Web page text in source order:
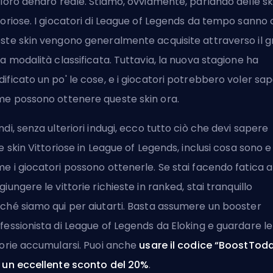
I giocatori di League of Legends da tempo sanno
skin vengono generalmente acquisite attraverso il
modalità classificata. Tuttavia, la nuova stagione ha
un po' le cose, e i giocatori potrebbero voler
possono ottenere queste skin ora.
senza ulteriori indugi, ecco tutto ciò che devi sapere
skin Vittoriose in League of Legends, inclusi cosa sono e
i giocatori possono ottenerle. Se stai facendo fatica a
le vittorie richieste in ranked, stai tranquillo
siamo qui per aiutarti. Basta assumere un booster
di League of Legends da Eloking e guardare le
accumularsi. Puoi anche usare il codice
eccellente sconto del 20%.